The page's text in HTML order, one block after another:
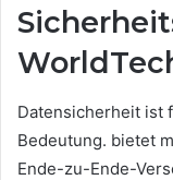
Datensicherheit ist
Bedeutung. bietet
Ende-zu-Ende-